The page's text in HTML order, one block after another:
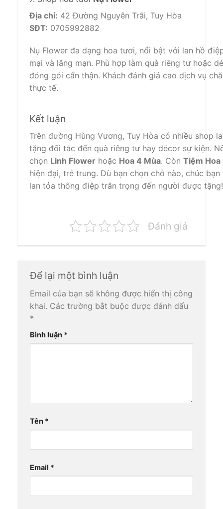
Địa chỉ: 42 Đường Nguyễn Trãi, Tuy Hòa
SĐT: 0705992882
Nụ Flower đa dạng hoa tươi, nổi bật với lan hồ
mại và lãng mạn. Phù hợp làm quà riêng tư hoặc
đóng gói cẩn thận. Khách đánh giá cao dịch vụ
thực tế.
Kết luận
Trên đường Hùng Vương, Tuy Hòa có nhiều shop
tặng đối tác đến quà riêng tư hay décor sự kiện.
chọn Linh Flower hoặc Hoa 4 Mùa. Còn Tiệm
hiện đại, trẻ trung. Dù bạn chọn chỗ nào, chúc
lan tỏa thông điệp trân trọng đến người được tặng!
Đánh giá
Để lại một bình luận
Email của bạn sẽ không được hiển thị công
khai. Các trường bắt buộc được đánh dấu
*
Bình luận *
Tên *
Email *